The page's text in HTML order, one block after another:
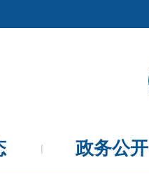
政务公开